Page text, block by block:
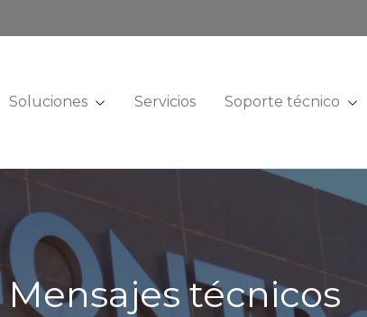
Soluciones Servicios Soporte técnico
Mensajes técnicos